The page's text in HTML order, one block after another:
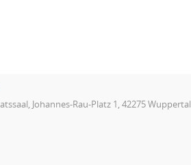
Johannes-Rau-Platz 1, 42275 Wuppertal